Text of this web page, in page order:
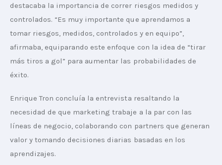
destacaba la importancia de correr riesgos medidos y
controlados. “Es muy importante que aprendamos a
tomar riesgos, medidos, controlados y en equipo”,
afirmaba, equiparando este enfoque con la idea de “tirar
más tiros a gol” para aumentar las probabilidades de
éxito.
Enrique Tron concluía la entrevista resaltando la
necesidad de que marketing trabaje a la par con las
líneas de negocio, colaborando con partners que generan
valor y tomando decisiones diarias basadas en los
aprendizajes.